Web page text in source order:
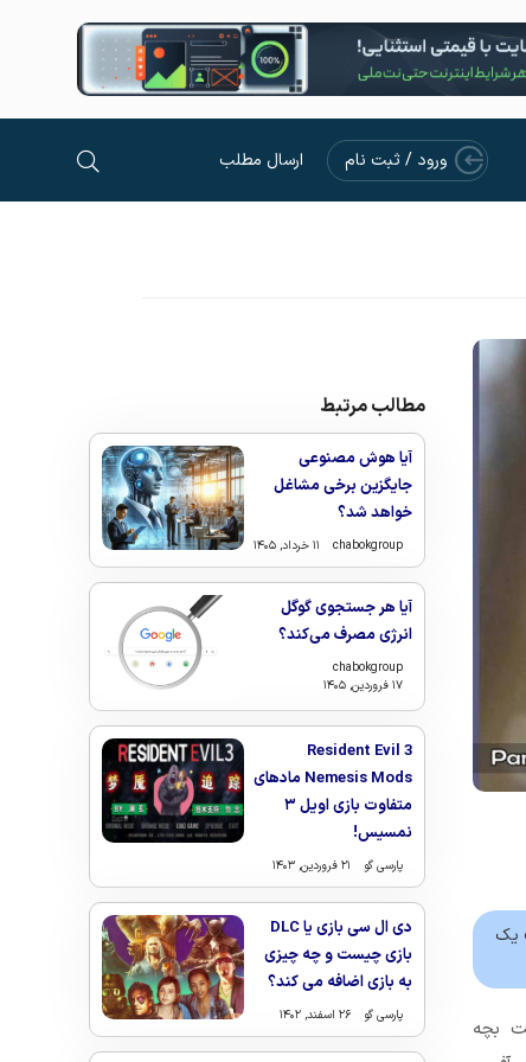
ورود / ثبت نام ارسال مطلب
یک
بچه
مطالب مرتبط
آیا هوش مصنوعی
جایگزین برخی مشاغل
خواهد شد؟
chabokgroup ۱۱ خرداد, ۱۴۰۵
آیا هر جستجوی گوگل
انرژی مصرف می‌کند؟
chabokgroup
۱۷ فروردین, ۱۴۰۵
Resident Evil 3
Nemesis Mods مادهای
متفاوت بازی اویل ۳
نمسیس!
پارسی گو ۲۱ فروردین, ۱۴۰۳
دی ال سی بازی یا DLC
بازی چیست و چه چیزی
به بازی اضافه می کند؟
پارسی گو ۲۶ اسفند, ۱۴۰۲